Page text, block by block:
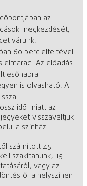
az
megkezdését,
várunk.
60 perc elteltével
elmarad. Az előadás
esőnapra
is olvasható. A
idő miatt az
visszaváltjuk
a színház
számított 45
szakítanunk, 15
vagy az
a helyszínen